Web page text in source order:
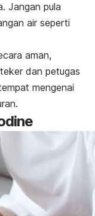
Jangan pula
air seperti
aman,
dan petugas
mengenai